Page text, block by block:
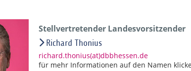
Stellvertretender Landesvorsitzender
Richard Thonius
richard.thonius(at)dbbhessen.de
für mehr Informationen auf den Namen